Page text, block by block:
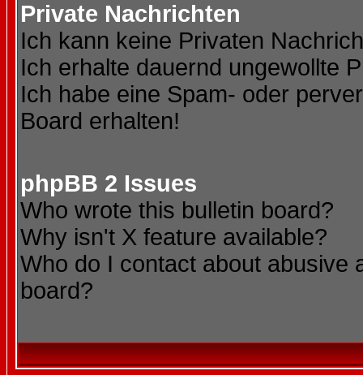
Private Nachrichten
Ich kann keine Privaten
Ich erhalte dauernd ungewollte
Ich habe eine Spam- oder
Board erhalten!
phpBB 2 Issues
Who wrote this bulletin board?
Why isn't X feature available?
Who do I contact about abusive
board?